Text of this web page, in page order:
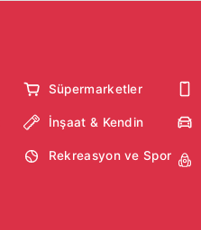
Süpermarketler
İnşaat & Kendin
Rekreasyon ve Spor